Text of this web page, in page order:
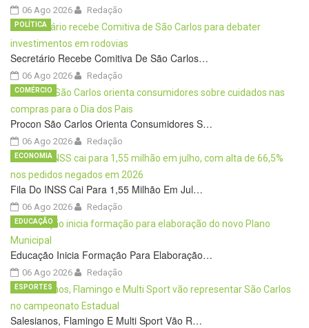
06 Ago 2026 Redação
Secretário Recebe Comitiva De São Carlos…
06 Ago 2026
POLÍTICA
Redação
Procon São Carlos Orienta Consumidores S…
06 Ago 2026
COMÉRCIO
Redação
Fila Do INSS Cai Para 1,55 Milhão Em Jul…
06 Ago 2026
ECONOMIA
Redação
Educação Inicia Formação Para Elaboração…
06 Ago 2026
EDUCAÇÃO
Redação
Salesianos, Flamingo E Multi Sport Vão R…
ESPORTES